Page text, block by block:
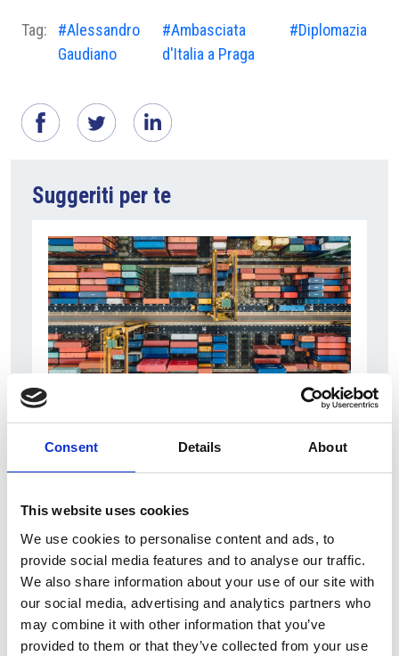
Consent Details About
This website uses cookies
We use cookies to personalise content and ads, to
provide social media features and to analyse our traffic.
We also share information about your use of our site with
our social media, advertising and analytics partners who
may combine it with other information that you’ve
provided to them or that they’ve collected from your use
Tag:
#Alessandro
Gaudiano
#Ambasciata
d'Italia a Praga
#Diplomazia
Suggeriti per te
6 Agosto 2026
L’interscambio Italia – Repubblica ha superato
nel primo semestre i dieci miliardi di euro
Interviste
Overview Economica
Repubblica Ceca